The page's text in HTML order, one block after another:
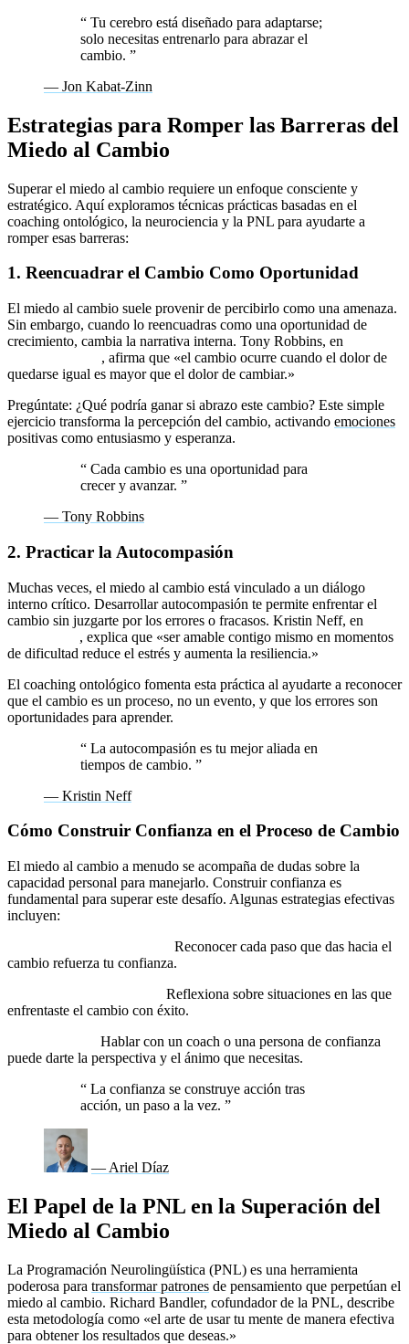
“ Tu cerebro está diseñado para adaptarse;
solo necesitas entrenarlo para abrazar el
cambio. ”
— Jon Kabat-Zinn
Estrategias para Romper las Barreras del
Miedo al Cambio
Superar el miedo al cambio requiere un enfoque consciente y
estratégico. Aquí exploramos técnicas prácticas basadas en el
coaching ontológico, la neurociencia y la PNL para ayudarte a
romper esas barreras:
1. Reencuadrar el Cambio Como Oportunidad
El miedo al cambio suele provenir de percibirlo como una amenaza.
Sin embargo, cuando lo reencuadras como una oportunidad de
crecimiento, cambia la narrativa interna. Tony Robbins, en
, afirma que «el cambio ocurre cuando el dolor de
quedarse igual es mayor que el dolor de cambiar.»
Pregúntate: ¿Qué podría ganar si abrazo este cambio? Este simple
ejercicio transforma la percepción del cambio, activando emociones
positivas como entusiasmo y esperanza.
“ Cada cambio es una oportunidad para
crecer y avanzar. ”
— Tony Robbins
2. Practicar la Autocompasión
Muchas veces, el miedo al cambio está vinculado a un diálogo
interno crítico. Desarrollar autocompasión te permite enfrentar el
cambio sin juzgarte por los errores o fracasos. Kristin Neff, en
, explica que «ser amable contigo mismo en momentos
de dificultad reduce el estrés y aumenta la resiliencia.»
El coaching ontológico fomenta esta práctica al ayudarte a reconocer
que el cambio es un proceso, no un evento, y que los errores son
oportunidades para aprender.
“ La autocompasión es tu mejor aliada en
tiempos de cambio. ”
— Kristin Neff
Cómo Construir Confianza en el Proceso de Cambio
El miedo al cambio a menudo se acompaña de dudas sobre la
capacidad personal para manejarlo. Construir confianza es
fundamental para superar este desafío. Algunas estrategias efectivas
incluyen:
Reconocer cada paso que das hacia el
cambio refuerza tu confianza.
Reflexiona sobre situaciones en las que
enfrentaste el cambio con éxito.
Hablar con un coach o una persona de confianza
puede darte la perspectiva y el ánimo que necesitas.
“ La confianza se construye acción tras
acción, un paso a la vez. ”
— Ariel Díaz
El Papel de la PNL en la Superación del
Miedo al Cambio
La Programación Neurolingüística (PNL) es una herramienta
poderosa para transformar patrones de pensamiento que perpetúan el
miedo al cambio. Richard Bandler, cofundador de la PNL, describe
esta metodología como «el arte de usar tu mente de manera efectiva
para obtener los resultados que deseas.»